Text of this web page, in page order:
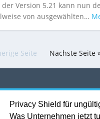
Version 5.21 kann nun
von ausgewählten…
Seite Nächste Seite
Privacy Shield für
Was Unternehmen jetzt